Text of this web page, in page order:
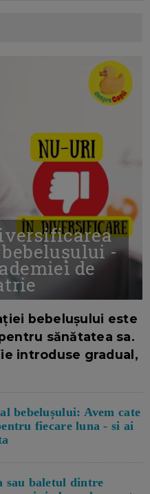
-
de
bebelușului este
sănătatea sa.
introduse gradual,
bebelușului: Avem cate
fiecare luna - si ai
sau baletul dintre